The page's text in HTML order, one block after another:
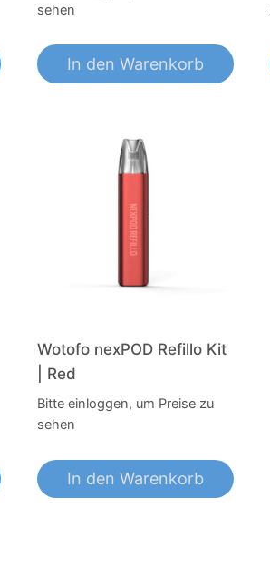
sehen
In den Warenkorb
Wotofo nexPOD Refillo Kit
| Red
Bitte einloggen, um Preise zu
sehen
In den Warenkorb